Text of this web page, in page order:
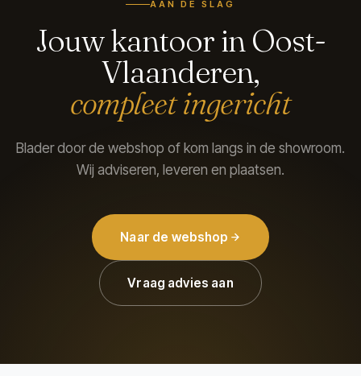
AAN DE SLAG
Jouw kantoor in Oost-
Vlaanderen,
compleet ingericht
Blader door de webshop of kom langs in de showroom.
Wij adviseren, leveren en plaatsen.
Naar de webshop
Vraag advies aan